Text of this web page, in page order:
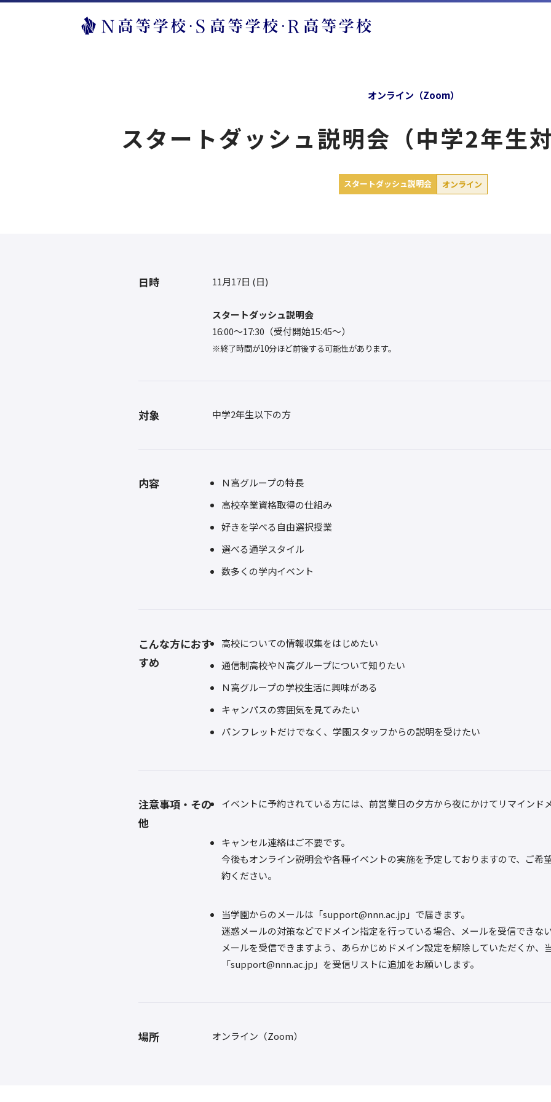
オンライン（Zoom）
スタートダッシュ説明会（中学2年生
スタートダッシュ説明会 オンライン
日時 11月17日 (日)
スタートダッシュ説明会
16:00〜17:30（受付開始15:45～）
※終了時間が10分ほど前後する可能性があります。
対象 中学2年生以下の方
内容
Ｎ高グループの特長
高校卒業資格取得の仕組み
好きを学べる自由選択授業
選べる通学スタイル
数多くの学内イベント
こんな方におす
すめ
高校についての情報収集をはじめたい
通信制高校やＮ高グループについて知りたい
Ｎ高グループの学校生活に興味がある
キャンパスの雰囲気を見てみたい
パンフレットだけでなく、学園スタッフからの説明を受けたい
注意事項・その
他
イベントに予約されている方には、前営業日の夕方から夜にかけてリマインド
キャンセル連絡はご不要です。
今後もオンライン説明会や各種イベントの実施を予定しておりますので、ご希
約ください。
当学園からのメールは「support@nnn.ac.jp」で届きます。
迷惑メールの対策などでドメイン指定を行っている場合、メールを受信できな
メールを受信できますよう、あらかじめドメイン設定を解除していただくか、
「support@nnn.ac.jp」を受信リストに追加をお願いします。
場所 オンライン（Zoom）